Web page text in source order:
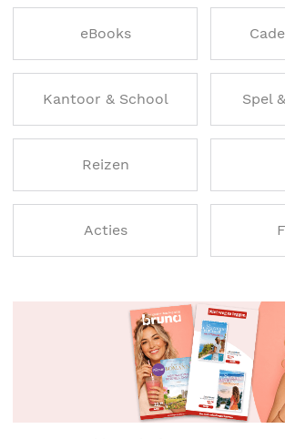
eBooks
Kantoor & School Spel
Reizen
Acties